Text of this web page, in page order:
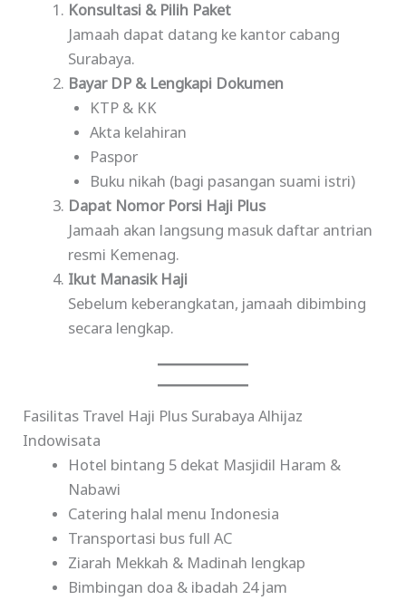
Konsultasi & Pilih Paket
Jamaah dapat datang ke kantor cabang
Surabaya.
Bayar DP & Lengkapi Dokumen
KTP & KK
Akta kelahiran
Paspor
Buku nikah (bagi pasangan suami istri)
Dapat Nomor Porsi Haji Plus
Jamaah akan langsung masuk daftar antrian
resmi Kemenag.
Ikut Manasik Haji
Sebelum keberangkatan, jamaah dibimbing
secara lengkap.
Fasilitas Travel Haji Plus Surabaya Alhijaz
Indowisata
Hotel bintang 5 dekat Masjidil Haram &
Nabawi
Catering halal menu Indonesia
Transportasi bus full AC
Ziarah Mekkah & Madinah lengkap
Bimbingan doa & ibadah 24 jam